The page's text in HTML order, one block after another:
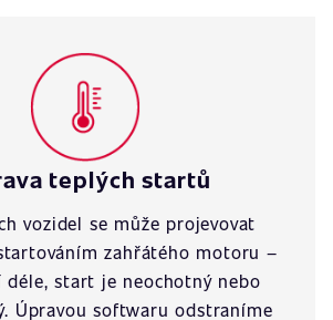
teplých startů
vozidel se může projevovat
zahřátého motoru –
start je neochotný nebo
Úpravou softwaru odstraníme